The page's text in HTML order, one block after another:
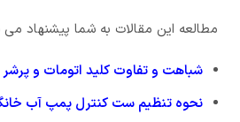
مطالعه این مقالات به شما پیشنهاد
شباهت و تفاوت کلید اتومات و
نحوه تنظیم ست کنترل پمپ آب